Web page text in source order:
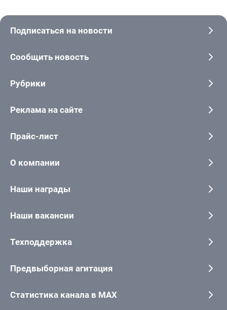
Подписаться на новости
Сообщить новость
Рубрики
Реклама на сайте
Прайс-лист
О компании
Наши награды
Наши вакансии
Техподдержка
Предвыборная агитация
Статистика канала в MAX